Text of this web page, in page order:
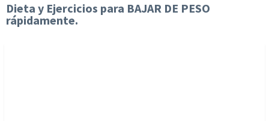
Dieta y Ejercicios para BAJAR DE PESO
rápidamente.